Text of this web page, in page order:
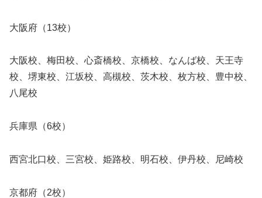
大阪府（13校）
大阪校、梅田校、心斎橋校、京橋校、なんば校、天王寺
校、堺東校、江坂校、高槻校、茨木校、枚方校、豊中校、
八尾校
兵庫県（6校）
西宮北口校、三宮校、姫路校、明石校、伊丹校、尼崎校
京都府（2校）